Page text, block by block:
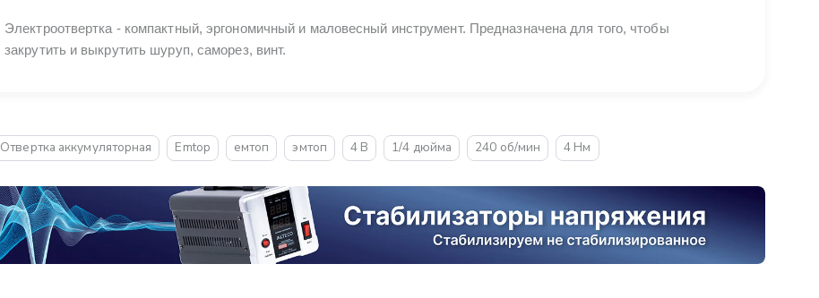
Электроотвертка - компактный, эргономичный и маловесный инструмент. Предназначена для того, чтобы
закрутить и выкрутить шуруп, саморез, винт.
Отвертка аккумуляторная Emtop емтоп эмтоп 4 В 1/4 дюйма 240 об/мин 4 Нм